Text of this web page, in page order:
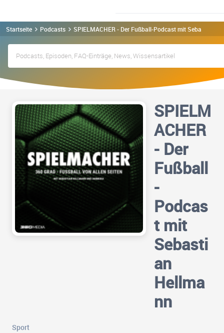
Startseite Podcasts SPIELMACHER - Der Fußball-Podcast mit Sebastian
SPIELM
ACHER
- Der
Fußball
-
Podcas
t mit
Sebasti
an
Hellma
nn
Sport